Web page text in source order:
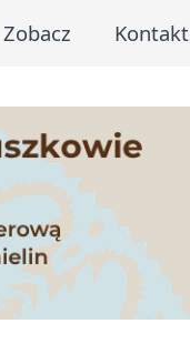
Zobacz Kontakt